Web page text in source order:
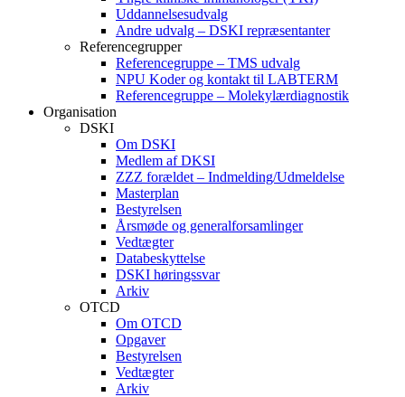
Uddannelsesudvalg
Andre udvalg – DSKI repræsentanter
Referencegrupper
Referencegruppe – TMS udvalg
NPU Koder og kontakt til LABTERM
Referencegruppe – Molekylærdiagnostik
Organisation
DSKI
Om DSKI
Medlem af DKSI
ZZZ forældet – Indmelding/Udmeldelse
Masterplan
Bestyrelsen
Årsmøde og generalforsamlinger
Vedtægter
Databeskyttelse
DSKI høringssvar
Arkiv
OTCD
Om OTCD
Opgaver
Bestyrelsen
Vedtægter
Arkiv